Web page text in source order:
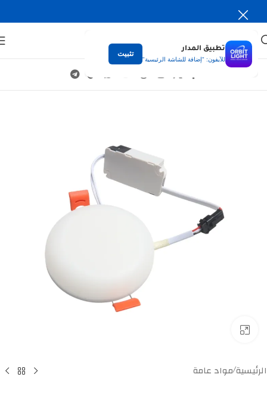
تطبيق المدار
للآيفون: "إضافة للشاشة الرئيسية"
تثبيت
الرئيسية/مواد عامة